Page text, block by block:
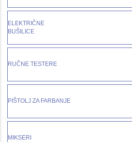
ELEKTRIČNE
BUŠILICE
RUČNE TESTERE
PIŠTOLJ ZA FARBANJE
MIKSERI